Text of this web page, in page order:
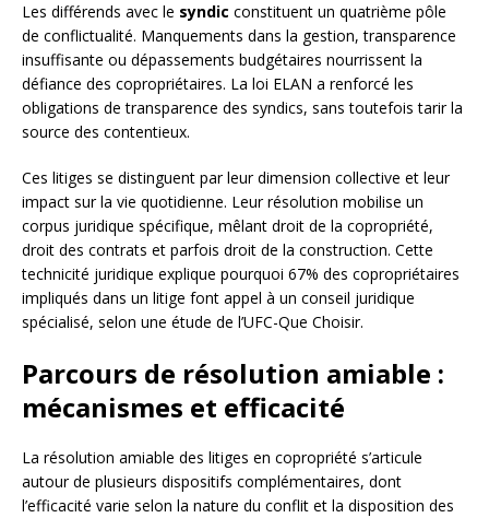
Les différends avec le syndic constituent un quatrième pôle
de conflictualité. Manquements dans la gestion, transparence
insuffisante ou dépassements budgétaires nourrissent la
défiance des copropriétaires. La loi ELAN a renforcé les
obligations de transparence des syndics, sans toutefois tarir la
source des contentieux.
Ces litiges se distinguent par leur dimension collective et leur
impact sur la vie quotidienne. Leur résolution mobilise un
corpus juridique spécifique, mêlant droit de la copropriété,
droit des contrats et parfois droit de la construction. Cette
technicité juridique explique pourquoi 67% des copropriétaires
impliqués dans un litige font appel à un conseil juridique
spécialisé, selon une étude de l’UFC-Que Choisir.
Parcours de résolution amiable :
mécanismes et efficacité
La résolution amiable des litiges en copropriété s’articule
autour de plusieurs dispositifs complémentaires, dont
l’efficacité varie selon la nature du conflit et la disposition des